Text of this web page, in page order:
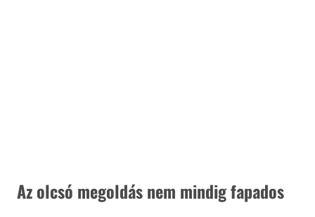
Az olcsó megoldás nem mindig fapados